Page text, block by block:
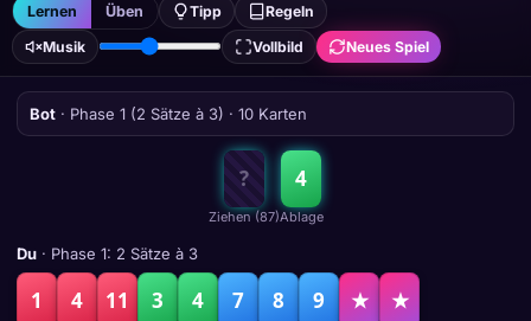
Lernen Üben Tipp
Regeln
Musik
Vollbild Neues Spiel
Bot · Phase 1 (2 Sätze à 3) · 10 Karten
?
Ziehen (87)
4
Ablage
Du · Phase 1: 2 Sätze à 3
1 4 11 3 4 7 8 9 ★ ★